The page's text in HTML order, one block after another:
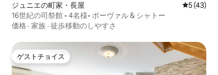
ジュニエの町家・長屋 レビュー
5 (43)
16世紀の司祭館 • 4名様• ボーヴァル & シャトー
価格 · 家族 · 徒歩移動のしやすさ
ゲストチョイス
ゲストチョイス